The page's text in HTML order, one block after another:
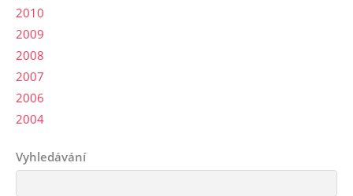
2010
2009
2008
2007
2006
2004
Vyhledávání